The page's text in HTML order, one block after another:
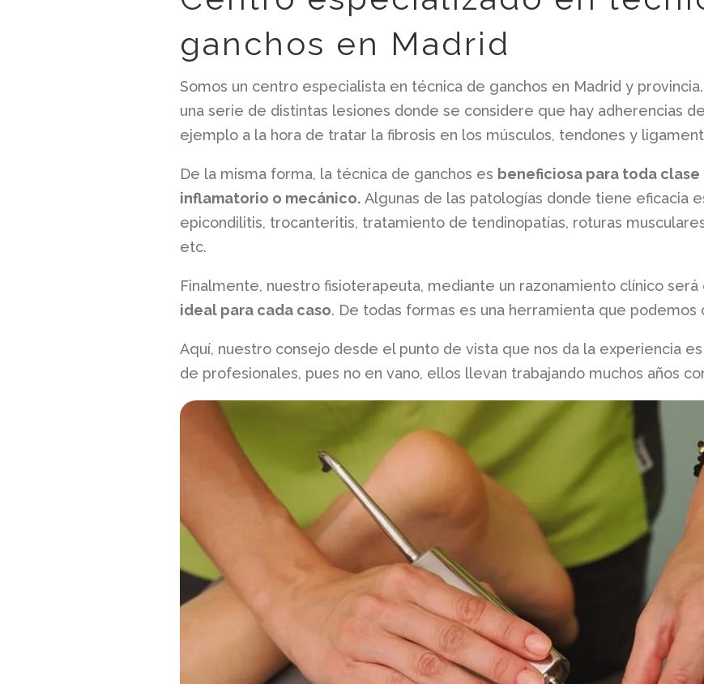
ganchos en Madrid
Somos un centro especialista en técnica de ganchos en Madrid y
una serie de distintas lesiones donde se considere que hay adherencias
ejemplo a la hora de tratar la fibrosis en los músculos, tendones y
De la misma forma, la técnica de ganchos es beneficiosa para toda
inflamatorio o mecánico. Algunas de las patologías donde tiene eficacia
epicondilitis, trocanteritis, tratamiento de tendinopatías, roturas
etc.
Finalmente, nuestro fisioterapeuta, mediante un razonamiento clínico
ideal para cada caso. De todas formas es una herramienta que podemos
Aquí, nuestro consejo desde el punto de vista que nos da la experiencia
de profesionales, pues no en vano, ellos llevan trabajando muchos años